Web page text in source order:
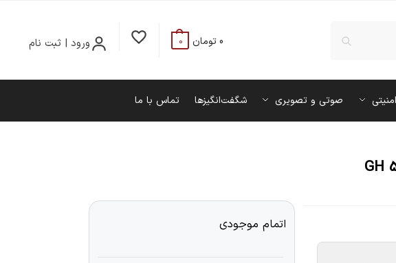
ورود | ثبت نام 0 تومان 0
صوتی و تصویری شگفت‌انگیزها تماس با ما
اتمام موجودی